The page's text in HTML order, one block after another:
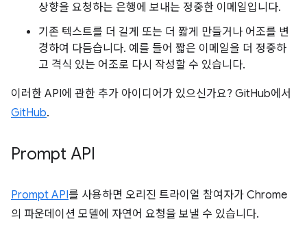
상향을 요청하는 은행에 보내는 정중한 이메일입니다.
기존 텍스트를 더 길게 또는 더 짧게 만들거나 어조를 변
경하여 다듬습니다. 예를 들어 짧은 이메일을 더 정중하
고 격식 있는 어조로 다시 작성할 수 있습니다.
이러한 API에 관한 추가 아이디어가 있으신가요? GitHub에서
GitHub.
Prompt API
Prompt API를 사용하면 오리진 트라이얼 참여자가 Chrome
의 파운데이션 모델에 자연어 요청을 보낼 수 있습니다.